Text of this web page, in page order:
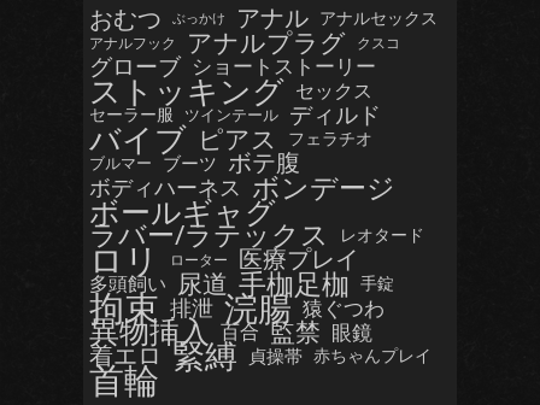
だいたい
おむつ ぶっかけ アナル アナルセックス
アナルフック アナルプラグ クスコ
グローブ ショートストーリー
ストッキング セックス
セーラー服 ツインテール ディルド
バイブ ピアス フェラチオ
ブルマー ブーツ ボテ腹
ボディハーネス ボンデージ
ボールギャグ
ラバー/ラテックス レオタード
ロリ ローター 医療プレイ
多頭飼い 尿道 手枷足枷 手錠
拘束 排泄 浣腸 猿ぐつわ
異物挿入 百合 監禁 眼鏡
着エロ 緊縛 貞操帯 赤ちゃんプレイ
首輪